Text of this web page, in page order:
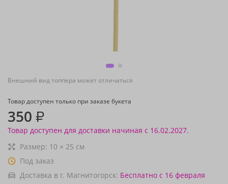
Внешний вид топпера может отличаться
Товар доступен только при заказе букета
350 ₽
Товар доступен для доставки начиная с 16.02.2027.
Размер: 10 × 25 см
Под заказ
Доставка в г. Магнитогорск: Бесплатно с 16 февраля